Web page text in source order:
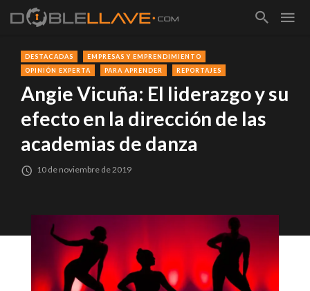
DESTACADAS
EMPRESAS Y EMPRENDIMIENTO
OPINIÓN EXPERTA
PARA APRENDER REPORTAJES
Angie Vicuña: El liderazgo y su
efecto en la dirección de las
academias de danza
10 de noviembre de 2019